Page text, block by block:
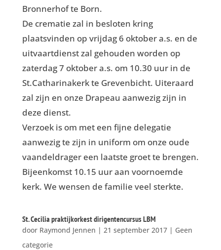
Bronnerhof te Born.
De crematie zal in besloten kring
plaatsvinden op vrijdag 6 oktober a.s. en de
uitvaartdienst zal gehouden worden op
zaterdag 7 oktober a.s. om 10.30 uur in de
St.Catharinakerk te Grevenbicht. Uiteraard
zal zijn en onze Drapeau aanwezig zijn in
deze dienst.
Verzoek is om met een fijne delegatie
aanwezig te zijn in uniform om onze oude
vaandeldrager een laatste groet te brengen.
Bijeenkomst 10.15 uur aan voornoemde
kerk. We wensen de familie veel sterkte.
St. Cecilia praktijkorkest dirigentencursus LBM
door Raymond Jennen | 21 september 2017| Geen
categorie